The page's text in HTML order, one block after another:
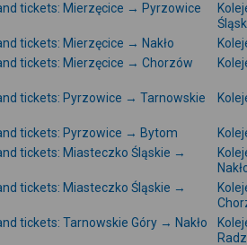
tickets: Mierzęcice → Pyrzowice
tickets: Mierzęcice → Nakło
tickets: Mierzęcice → Chorzów
tickets: Pyrzowice → Tarnowskie
tickets: Pyrzowice → Bytom
tickets: Miasteczko Śląskie →
tickets: Miasteczko Śląskie →
tickets: Tarnowskie Góry → Nakło